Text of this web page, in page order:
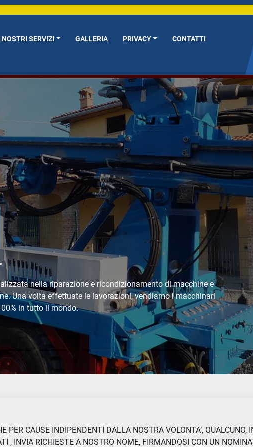
I NOSTRI SERVIZI GALLERIA PRIVACY
CONTATTI
nella riparazione e ricondizionamento di macchine e
Una volta effettuate le lavorazioni, vendiamo i macchinari
in tutto il mondo.
PER CAUSE INDIPENDENTI DALLA NOSTRA VOLONTA’, QUALCUNO,
, INVIA RICHIESTE A NOSTRO NOME, FIRMANDOSI CON UN